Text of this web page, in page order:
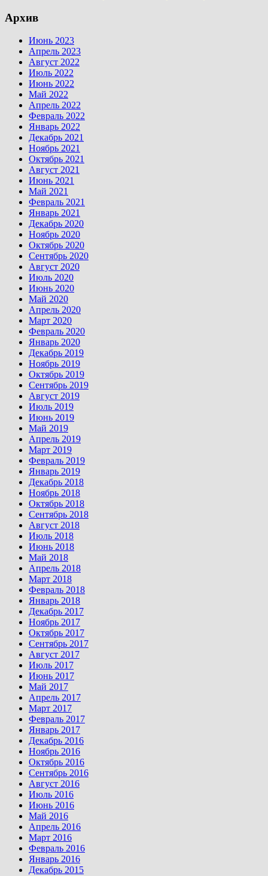
Архив
Июнь 2023
Апрель 2023
Август 2022
Июль 2022
Июнь 2022
Май 2022
Апрель 2022
Февраль 2022
Январь 2022
Декабрь 2021
Ноябрь 2021
Октябрь 2021
Август 2021
Июнь 2021
Май 2021
Февраль 2021
Январь 2021
Декабрь 2020
Ноябрь 2020
Октябрь 2020
Сентябрь 2020
Август 2020
Июль 2020
Июнь 2020
Май 2020
Апрель 2020
Март 2020
Февраль 2020
Январь 2020
Декабрь 2019
Ноябрь 2019
Октябрь 2019
Сентябрь 2019
Август 2019
Июль 2019
Июнь 2019
Май 2019
Апрель 2019
Март 2019
Февраль 2019
Январь 2019
Декабрь 2018
Ноябрь 2018
Октябрь 2018
Сентябрь 2018
Август 2018
Июль 2018
Июнь 2018
Май 2018
Апрель 2018
Март 2018
Февраль 2018
Январь 2018
Декабрь 2017
Ноябрь 2017
Октябрь 2017
Сентябрь 2017
Август 2017
Июль 2017
Июнь 2017
Май 2017
Апрель 2017
Март 2017
Февраль 2017
Январь 2017
Декабрь 2016
Ноябрь 2016
Октябрь 2016
Сентябрь 2016
Август 2016
Июль 2016
Июнь 2016
Май 2016
Апрель 2016
Март 2016
Февраль 2016
Январь 2016
Декабрь 2015